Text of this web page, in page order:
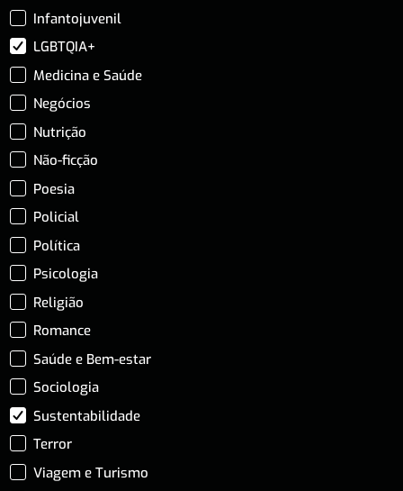
Infantojuvenil
LGBTQIA+
Medicina e Saúde
Negócios
Nutrição
Não-ficção
Poesia
Policial
Política
Psicologia
Religião
Romance
Saúde e Bem-estar
Sociologia
Sustentabilidade
Terror
Viagem e Turismo